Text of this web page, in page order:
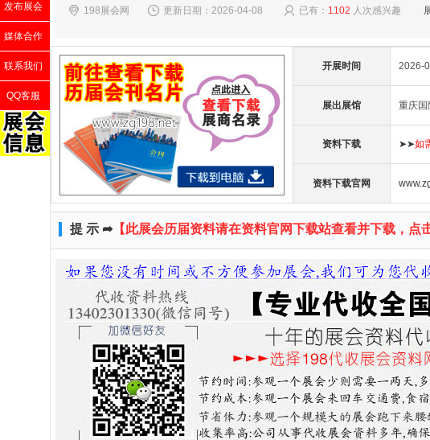
198展会网 更新日期：2026-04-08 已有： 1102 人次感兴趣 展
开展时间 2026-
展出展馆 重庆国
资料下载 ➤➤如
资料下载官网
提 示 ➦【此展会历届资料请在资料官网下载站查看并下载，点
发布展会
媒体合作
联系我们
QQ客服